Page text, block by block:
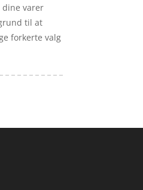
dine varer
til at
forkerte valg